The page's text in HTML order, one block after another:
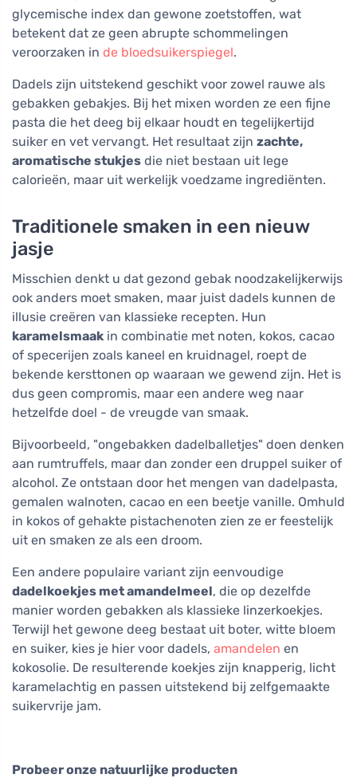
glycemische index dan gewone zoetstoffen, wat
betekent dat ze geen abrupte schommelingen
veroorzaken in de bloedsuikerspiegel.
Dadels zijn uitstekend geschikt voor zowel rauwe als
gebakken gebakjes. Bij het mixen worden ze een fijne
pasta die het deeg bij elkaar houdt en tegelijkertijd
suiker en vet vervangt. Het resultaat zijn zachte,
aromatische stukjes die niet bestaan uit lege
calorieën, maar uit werkelijk voedzame ingrediënten.
Traditionele smaken in een nieuw
jasje
Misschien denkt u dat gezond gebak noodzakelijkerwijs
ook anders moet smaken, maar juist dadels kunnen de
illusie creëren van klassieke recepten. Hun
karamelsmaak in combinatie met noten, kokos, cacao
of specerijen zoals kaneel en kruidnagel, roept de
bekende kersttonen op waaraan we gewend zijn. Het is
dus geen compromis, maar een andere weg naar
hetzelfde doel - de vreugde van smaak.
Bijvoorbeeld, "ongebakken dadelballetjes" doen denken
aan rumtruffels, maar dan zonder een druppel suiker of
alcohol. Ze ontstaan door het mengen van dadelpasta,
gemalen walnoten, cacao en een beetje vanille. Omhuld
in kokos of gehakte pistachenoten zien ze er feestelijk
uit en smaken ze als een droom.
Een andere populaire variant zijn eenvoudige
dadelkoekjes met amandelmeel, die op dezelfde
manier worden gebakken als klassieke linzerkoekjes.
Terwijl het gewone deeg bestaat uit boter, witte bloem
en suiker, kies je hier voor dadels, amandelen en
kokosolie. De resulterende koekjes zijn knapperig, licht
karamelachtig en passen uitstekend bij zelfgemaakte
suikervrije jam.
Probeer onze natuurlijke producten